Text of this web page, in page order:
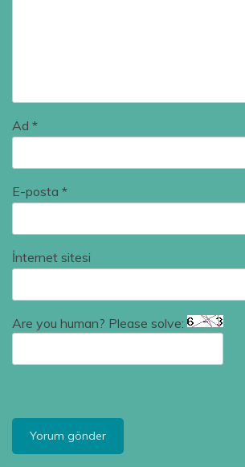
Ad *
E-posta *
İnternet sitesi
Are you human? Please solve: